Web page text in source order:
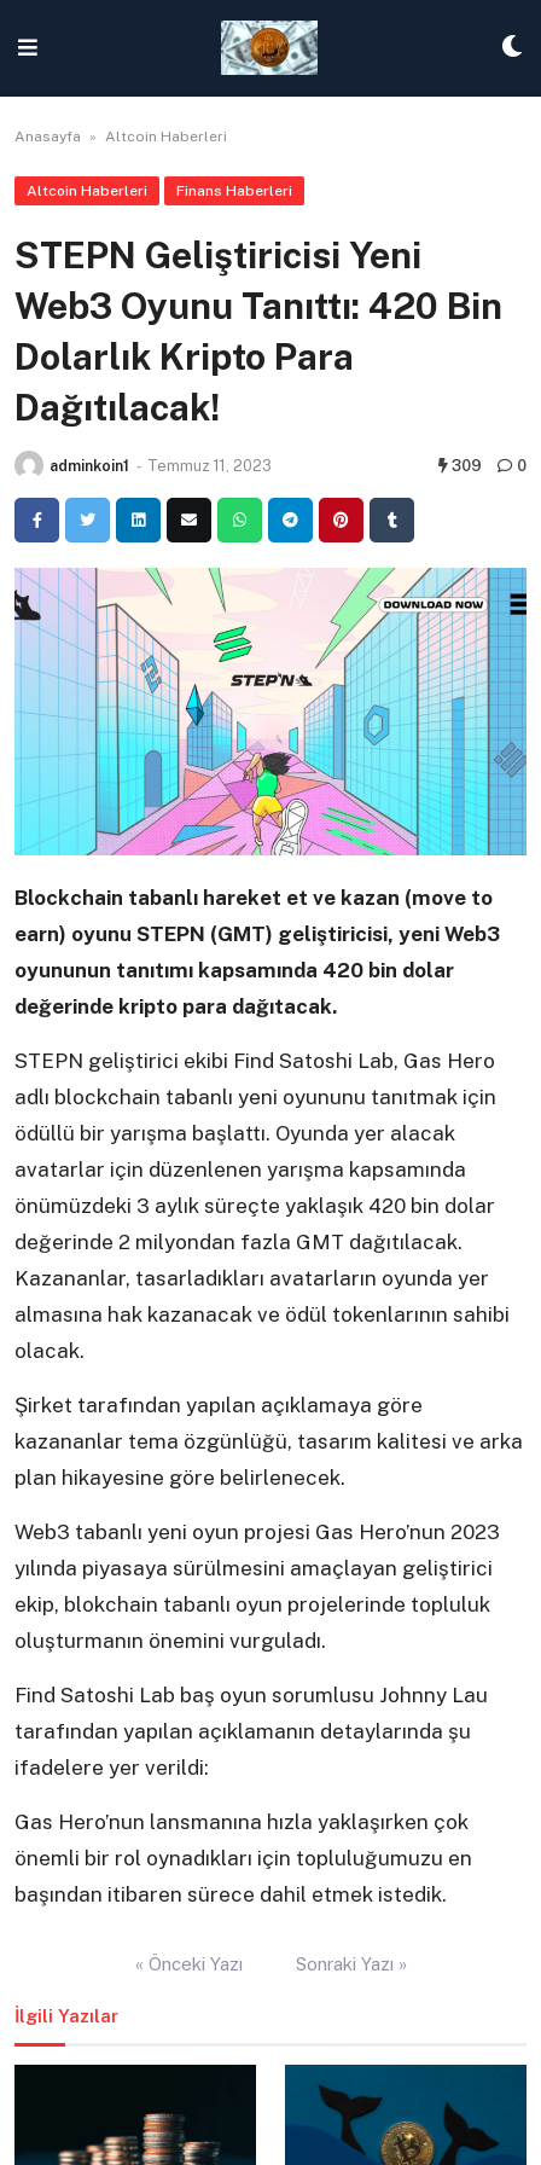
content
Anasayfa » Altcoin Haberleri
Altcoin Haberleri Finans Haberleri
STEPN Geliştiricisi Yeni
Web3 Oyunu Tanıttı: 420 Bin
Dolarlık Kripto Para
Dağıtılacak!
adminkoin1 - Temmuz 11, 2023 309 0
Blockchain tabanlı hareket et ve kazan (move to
earn) oyunu STEPN (GMT) geliştiricisi, yeni Web3
oyununun tanıtımı kapsamında 420 bin dolar
değerinde kripto para dağıtacak.
STEPN geliştirici ekibi Find Satoshi Lab, Gas Hero
adlı blockchain tabanlı yeni oyununu tanıtmak için
ödüllü bir yarışma başlattı. Oyunda yer alacak
avatarlar için düzenlenen yarışma kapsamında
önümüzdeki 3 aylık süreçte yaklaşık 420 bin dolar
değerinde 2 milyondan fazla GMT dağıtılacak.
Kazananlar, tasarladıkları avatarların oyunda yer
almasına hak kazanacak ve ödül tokenlarının sahibi
olacak.
Şirket tarafından yapılan açıklamaya göre
kazananlar tema özgünlüğü, tasarım kalitesi ve arka
plan hikayesine göre belirlenecek.
Web3 tabanlı yeni oyun projesi Gas Hero’nun 2023
yılında piyasaya sürülmesini amaçlayan geliştirici
ekip, blokchain tabanlı oyun projelerinde topluluk
oluşturmanın önemini vurguladı.
Find Satoshi Lab baş oyun sorumlusu Johnny Lau
tarafından yapılan açıklamanın detaylarında şu
ifadelere yer verildi:
Gas Hero’nun lansmanına hızla yaklaşırken çok
önemli bir rol oynadıkları için topluluğumuzu en
başından itibaren sürece dahil etmek istedik.
« Önceki Yazı Sonraki Yazı »
İlgili Yazılar